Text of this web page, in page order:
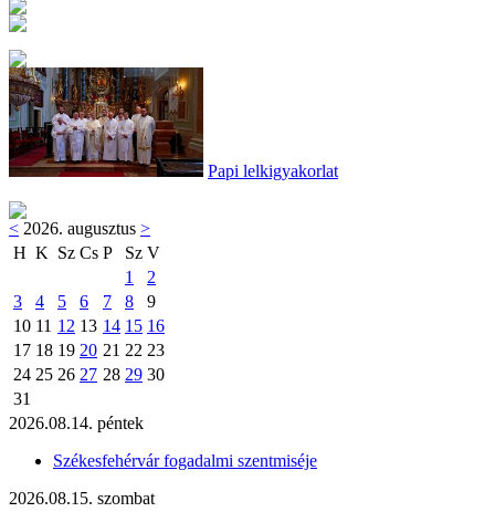
Papi lelkigyakorlat
< 2026. augusztus >
H K Sz Cs P Sz V
1
2
3
4 5 6 7 8
9
10 11 12 13 14 15 16
17 18 19 20 21 22 23
24 25 26 27 28 29 30
31
2026.08.14. péntek
Székesfehérvár fogadalmi szentmiséje
2026.08.15. szombat